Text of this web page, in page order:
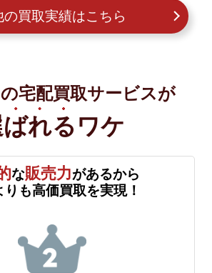
の買取実績はこちら
宅配買取サービスが
れる ワケ
な販売力があるから
りも高価買取を実現！